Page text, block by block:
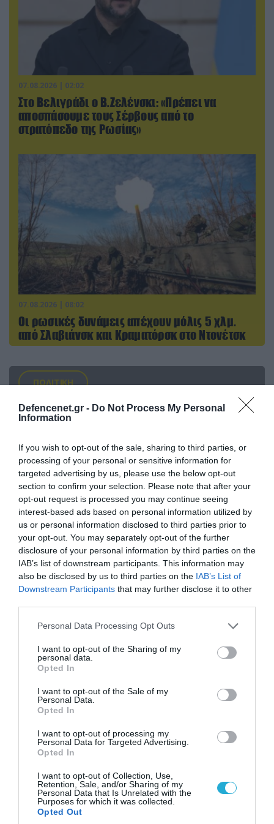
Defencenet.gr - Do Not Process My Personal
Information
If you wish to opt-out of the sale, sharing to third parties, or
processing of your personal or sensitive information for
targeted advertising by us, please use the below opt-out
section to confirm your selection. Please note that after your
opt-out request is processed you may continue seeing
interest-based ads based on personal information utilized by
us or personal information disclosed to third parties prior to
your opt-out. You may separately opt-out of the further
disclosure of your personal information by third parties on the
IAB’s list of downstream participants. This information may
also be disclosed by us to third parties on the IAB’s List of
Downstream Participants that may further disclose it to other
Please note that this website/app uses one or more Google
not limited to your visit or usage behaviour. You may click to
grant or deny consent to Google and its third-party tags to
use your data for below specified purposes in below Google
consent section.
Personal Data Processing Opt Outs
I want to opt-out of the Sharing of my
personal data.
Opted In
I want to opt-out of the Sale of my
Personal Data.
Opted In
I want to opt-out of processing my
Personal Data for Targeted Advertising.
Opted In
I want to opt-out of Collection, Use,
Retention, Sale, and/or Sharing of my
Personal Data that Is Unrelated with the
Purposes for which it was collected.
Opted Out
07.08.2026 | 02:02
Στο Βελιγράδι ο Β.Ζελένσκι: «Πρέπει να
αποσπάσουμε τους Σέρβους από το
στρατόπεδο της Ρωσίας»
07.08.2026 | 08:02
Οι ρωσικές δυνάμεις απέχουν μόλις 5 χλμ.
από Σλαβιάνσκ και Κραματόρσκ στο Ντονέτσκ
ΠΟΛΙΤΙΚΗ
07.08.2026 | 20:02
Ο Γιάννης Αλαφούζος «τέλειωσε» τον
Κωνσταντίνο Ζούλα από τον ΣΚΑΪ – Ο λόγος της
απομάκρυνσής του
«Επιχείρηση ελεύθερα πεζοδρόμια» στην
Αθήνα: Απομακρύνθηκαν παράνομα
αντικείμενα από κοινόχρηστους χώρους